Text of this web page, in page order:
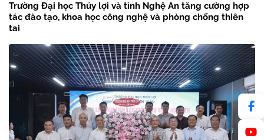
Trường Đại học Thủy lợi và tỉnh Nghệ An tăng cường hợp
tác đào tạo, khoa học công nghệ và phòng chống thiên
tai